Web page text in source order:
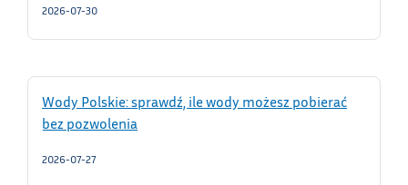
2026-07-30
Wody Polskie: sprawdź, ile wody możesz pobierać
bez pozwolenia
2026-07-27